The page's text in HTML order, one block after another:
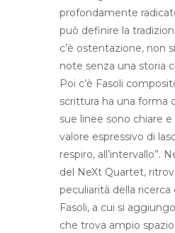
profondamente
può definire la
c’è ostentazione, non
note senza una storia
Poi c’è Fasoli
scrittura ha una forma
sue linee sono chiare
valore espressivo di
respiro, all’intervallo”.
del NeXt Quartet,
peculiarità della ricerca
Fasoli, a cui si
che trova ampio